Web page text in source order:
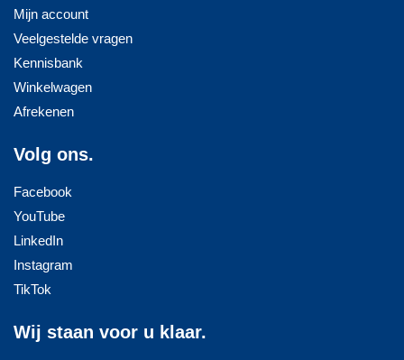
Mijn account
Veelgestelde vragen
Kennisbank
Winkelwagen
Afrekenen
Volg ons.
Facebook
YouTube
LinkedIn
Instagram
TikTok
Wij staan voor u klaar.